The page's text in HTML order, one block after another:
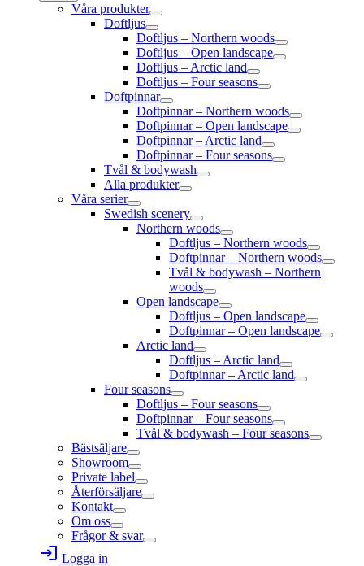
Våra produkter
Doftljus
Doftljus – Northern woods
Doftljus – Open landscape
Doftljus – Arctic land
Doftljus – Four seasons
Doftpinnar
Doftpinnar – Northern woods
Doftpinnar – Open landscape
Doftpinnar – Arctic land
Doftpinnar – Four seasons
Tvål & bodywash
Alla produkter
Våra serier
Swedish scenery
Northern woods
Doftljus – Northern woods
Doftpinnar – Northern woods
Tvål & bodywash – Northern
woods
Open landscape
Doftljus – Open landscape
Doftpinnar – Open landscape
Arctic land
Doftljus – Arctic land
Doftpinnar – Arctic land
Four seasons
Doftljus – Four seasons
Doftpinnar – Four seasons
Tvål & bodywash – Four seasons
Bästsäljare
Showroom
Private label
Återförsäljare
Kontakt
Om oss
Frågor & svar
login Logga in